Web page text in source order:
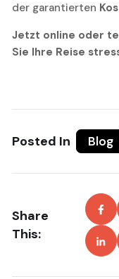
der garantierten
Jetzt online oder
Sie Ihre Reise
Posted In Blog
Share
This: